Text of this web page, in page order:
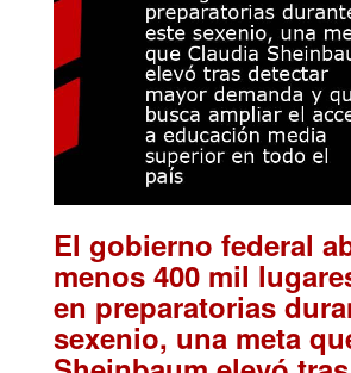
El gobierno federal
menos 400 mil
en preparatorias
sexenio, una meta